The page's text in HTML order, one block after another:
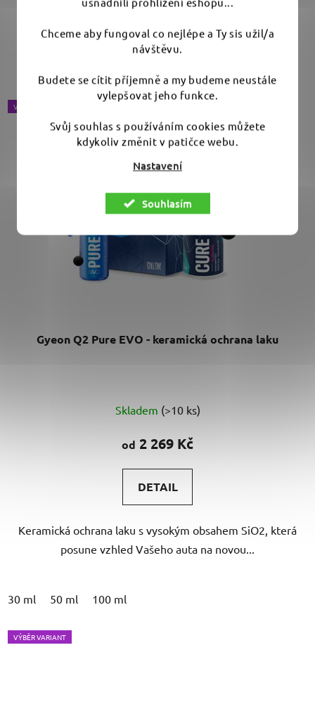
Chceme aby fungoval co nejlépe a Ty sis užil/a
návštěvu.
Budete se cítit příjemně a my budeme neustále
vylepšovat jeho funkce.
Svůj souhlas s používáním cookies můžete
kdykoliv změnit v patičce webu.
Nastavení
Souhlasím
Rychlá keramická ochrana ve spreji s leskem, který tě
chytne za oči i ruce. Obsahuje...
VÝBĚR VARIANT
Gyeon Q2 Pure EVO - keramická ochrana laku
hodnocení
produktu
5,0
z
hvězdiček.
Skladem (>10 ks)
od 2 269 Kč
DETAIL
Keramická ochrana laku s vysokým obsahem SiO2, která
posune vzhled Vašeho auta na novou...
30 ml 50 ml 100 ml
VÝBĚR VARIANT